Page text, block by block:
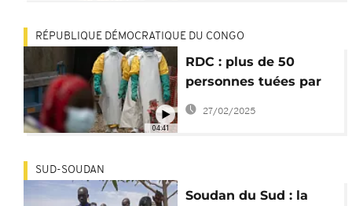
04:41
RÉPUBLIQUE DÉMOCRATIQUE DU CONGO
RDC : plus de 50
personnes tuées par
une "maladie
mystérieuse"
27/02/2025
SUD-SOUDAN
Soudan du Sud : la